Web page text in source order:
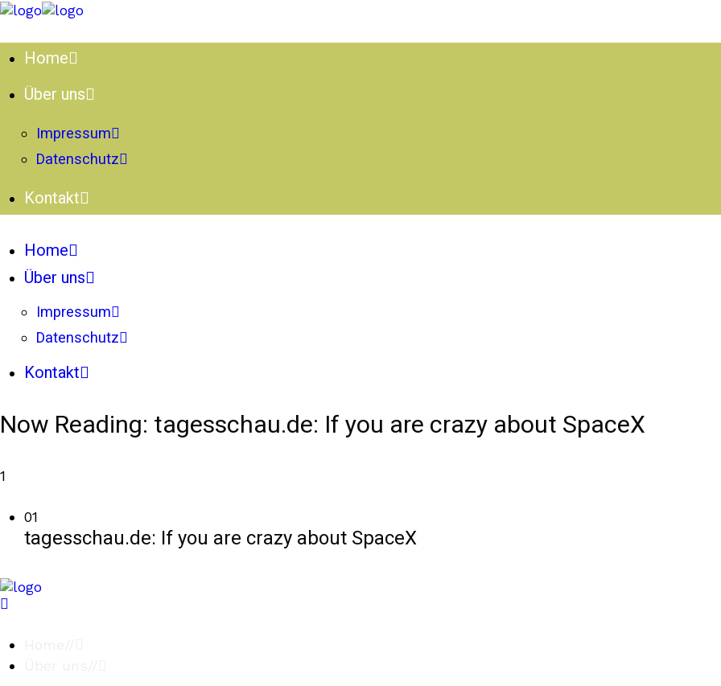
Home
Über uns
Impressum
Datenschutz
Kontakt
Home
Über uns
Impressum
Datenschutz
Kontakt
Now Reading: tagesschau.de: If you are crazy about SpaceX
1
01
tagesschau.de: If you are crazy about SpaceX